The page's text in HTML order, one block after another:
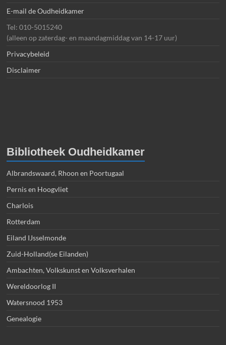
E-mail de Oudheidkamer
Tel: 010-5015240
(alleen op zaterdag- en maandagmiddag van 14-17 uur)
Privacybeleid
Disclaimer
Bibliotheek Oudheidkamer
Albrandswaard, Rhoon en Poortugaal
Pernis en Hoogvliet
Charlois
Rotterdam
Eiland IJsselmonde
Zuid-Holland(se Eilanden)
Ambachten, Volkskunst en Volksverhalen
Wereldoorlog II
Watersnood 1953
Genealogie